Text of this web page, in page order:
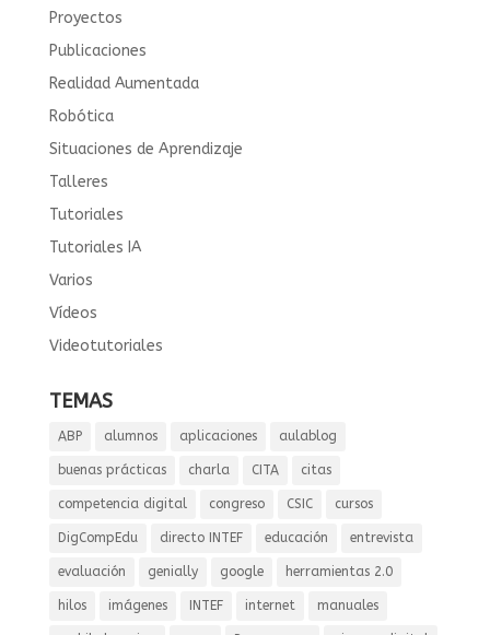
Proyectos
Publicaciones
Realidad Aumentada
Robótica
Situaciones de Aprendizaje
Talleres
Tutoriales
Tutoriales IA
Varios
Vídeos
Videotutoriales
TEMAS
ABP alumnos aplicaciones aulablog
buenas prácticas charla CITA citas
competencia digital congreso CSIC cursos
DigCompEdu directo INTEF educación entrevista
evaluación genially google herramientas 2.0
hilos imágenes INTEF internet manuales